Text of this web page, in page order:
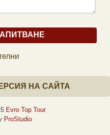
НА САЙТА
Evro Top Tour
ProStudio